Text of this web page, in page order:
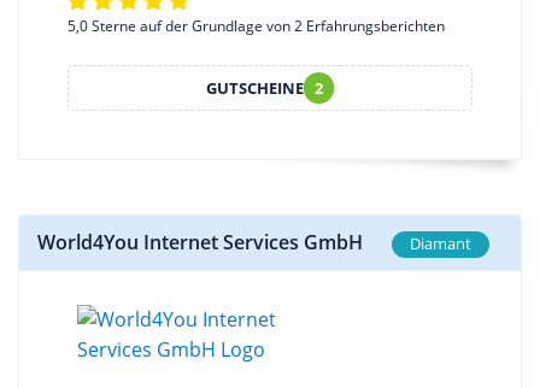
5,0 Sterne auf der Grundlage von 2 Erfahrungsberichten
GUTSCHEINE 2
World4You Internet Services GmbH Diamant